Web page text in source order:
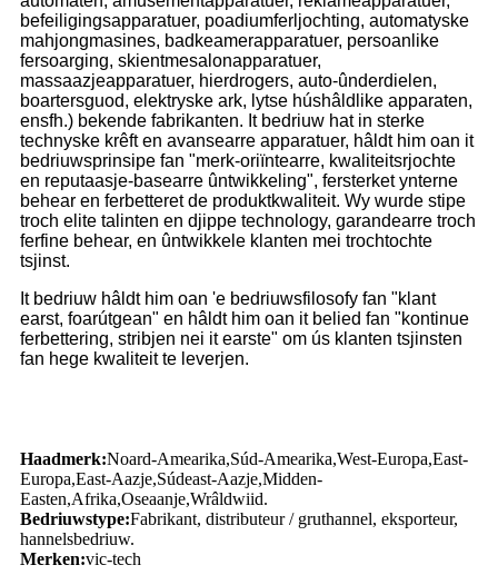
befeiligingsapparatuer, poadiumferljochting, automatyske
mahjongmasines, badkeamerapparatuer, persoanlike
fersoarging, skientmesalonapparatuer,
massaazjeapparatuer, hierdrogers, auto-ûnderdielen,
boartersguod, elektryske ark, lytse húshâldlike apparaten,
ensfh.) bekende fabrikanten. It bedriuw hat in sterke
technyske krêft en avansearre apparatuer, hâldt him oan it
bedriuwsprinsipe fan "merk-oriïntearre, kwaliteitsrjochte
en reputaasje-basearre ûntwikkeling", fersterket ynterne
behear en ferbetteret de produktkwaliteit. Wy wurde stipe
troch elite talinten en djippe technology, garandearre troch
ferfine behear, en ûntwikkele klanten mei trochtochte
tsjinst.
It bedriuw hâldt him oan 'e bedriuwsfilosofy fan "klant
earst, foarútgean" en hâldt him oan it belied fan "kontinue
ferbettering, stribjen nei it earste" om ús klanten tsjinsten
fan hege kwaliteit te leverjen.
Haadmerk:Noard-Amearika,Súd-Amearika,West-Europa,East-
Europa,East-Aazje,Súdeast-Aazje,Midden-
Easten,Afrika,Oseaanje,Wrâldwiid.
Bedriuwstype:Fabrikant, distributeur / gruthannel, eksporteur,
hannelsbedriuw.
Merken:vic-tech